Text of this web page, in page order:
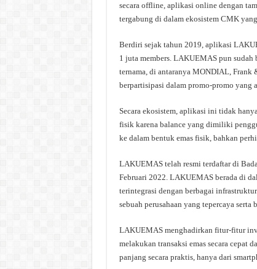
secara offline, aplikasi online dengan
tergabung di dalam ekosistem CMK
Berdiri sejak tahun 2019, aplikasi
1 juta members. LAKUEMAS pun sudah
ternama, di antaranya MONDIAL, Frank
berpartisipasi dalam promo-promo yang
Secara ekosistem, aplikasi ini tidak
fisik karena balance yang dimiliki
ke dalam bentuk emas fisik, bahkan
LAKUEMAS telah resmi terdaftar di
Februari 2022. LAKUEMAS berada di
terintegrasi dengan berbagai
sebuah perusahaan yang tepercaya
LAKUEMAS menghadirkan fitur-fitur
melakukan transaksi emas secara cepat
panjang secara praktis, hanya dari